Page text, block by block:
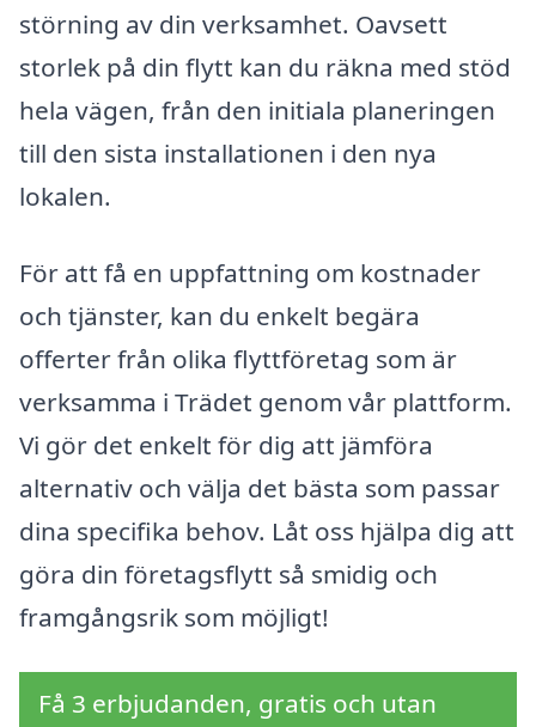
störning av din verksamhet. Oavsett
storlek på din flytt kan du räkna med stöd
hela vägen, från den initiala planeringen
till den sista installationen i den nya
lokalen.
För att få en uppfattning om kostnader
och tjänster, kan du enkelt begära
offerter från olika flyttföretag som är
verksamma i Trädet genom vår plattform.
Vi gör det enkelt för dig att jämföra
alternativ och välja det bästa som passar
dina specifika behov. Låt oss hjälpa dig att
göra din företagsflytt så smidig och
framgångsrik som möjligt!
Få 3 erbjudanden, gratis och utan